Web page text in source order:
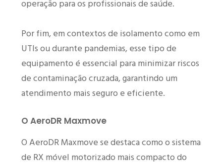
operação para os profissionais de saúde.
Por fim, em contextos de isolamento como em
UTIs ou durante pandemias, esse tipo de
equipamento é essencial para minimizar riscos
de contaminação cruzada, garantindo um
atendimento mais seguro e eficiente.
O AeroDR Maxmove
O AeroDR Maxmove se destaca como o sistema
de RX móvel motorizado mais compacto do